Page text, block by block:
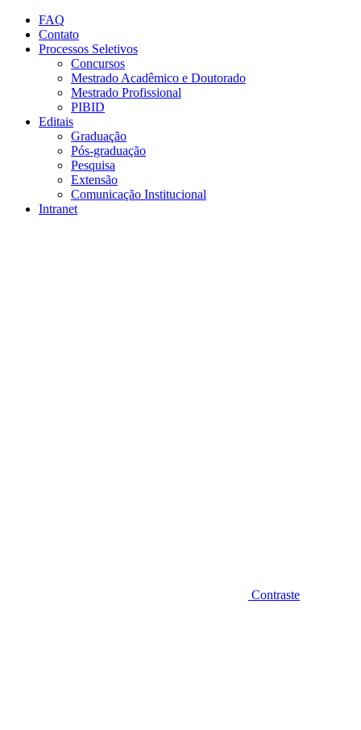
Conteúdo principal
FAQ
Contato
Processos Seletivos
Concursos
Mestrado Acadêmico e Doutorado
Mestrado Profissional
PIBID
Editais
Graduação
Pós-graduação
Pesquisa
Extensão
Comunicação Institucional
Intranet
Contraste